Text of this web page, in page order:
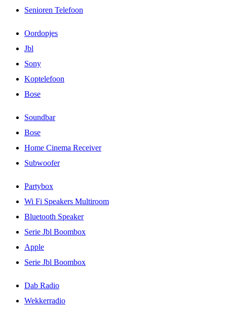
Senioren Telefoon
Oordopjes
Jbl
Sony
Koptelefoon
Bose
Soundbar
Bose
Home Cinema Receiver
Subwoofer
Partybox
Wi Fi Speakers Multiroom
Bluetooth Speaker
Serie Jbl Boombox
Apple
Serie Jbl Boombox
Dab Radio
Wekkerradio